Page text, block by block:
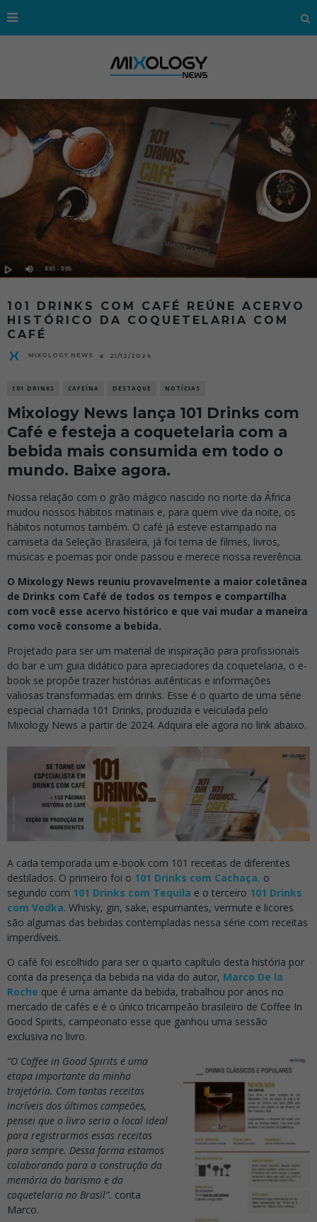
101 DRINKS COM CAFÉ REÚNE ACERVO
HISTÓRICO DA COQUETELARIA COM
CAFÉ
MIXOLOGY NEWS 21/12/2024
101 DRINKS CAFEÍNA DESTAQUE NOTÍCIAS
Mixology News lança 101 Drinks com
Café e festeja a coquetelaria com a
bebida mais consumida em todo o
mundo. Baixe agora.
Nossa relação com o grão mágico nascido no norte da África
mudou nossos hábitos matinais e, para quem vive da noite, os
hábitos noturnos também. O café já esteve estampado na
camiseta da Seleção Brasileira, já foi tema de filmes, livros,
músicas e poemas por onde passou e merece nossa reverência.
O Mixology News reuniu provavelmente a maior coletânea
de Drinks com Café de todos os tempos e compartilha
com você esse acervo histórico e que vai mudar a maneira
como você consome a bebida.
Projetado para ser um material de inspiração para profissionais
do bar e um guia didático para apreciadores da coquetelaria, o e-
book se propõe trazer histórias autênticas e informações
valiosas transformadas em drinks. Esse é o quarto de uma série
especial chamada 101 Drinks, produzida e veiculada pelo
Mixology News a partir de 2024. Adquira ele agora no link abaixo.
A cada temporada um e-book com 101 receitas de diferentes
destilados. O primeiro foi o 101 Drinks com Cachaça, o
segundo com 101 Drinks com Tequila e o terceiro 101 Drinks
com Vodka. Whisky, gin, sake, espumantes, vermute e licores
são algumas das bebidas contempladas nessa série com receitas
imperdíveis.
O café foi escolhido para ser o quarto capítulo desta história por
conta da presença da bebida na vida do autor, Marco De la
Roche que é uma amante da bebida, trabalhou por anos no
mercado de cafés e é o único tricampeão brasileiro de Coffee In
Good Spirits, campeonato esse que ganhou uma sessão
exclusiva no livro.
“O Coffee in Good Spirits é uma
etapa importante da minha
trajetória. Com tantas receitas
incríveis dos últimos campeões,
pensei que o livro seria o local ideal
para registrarmos essas receitas
para sempre. Dessa forma estamos
colaborando para a construção da
memória do barismo e da
coquetelaria no Brasil”. conta
Marco.